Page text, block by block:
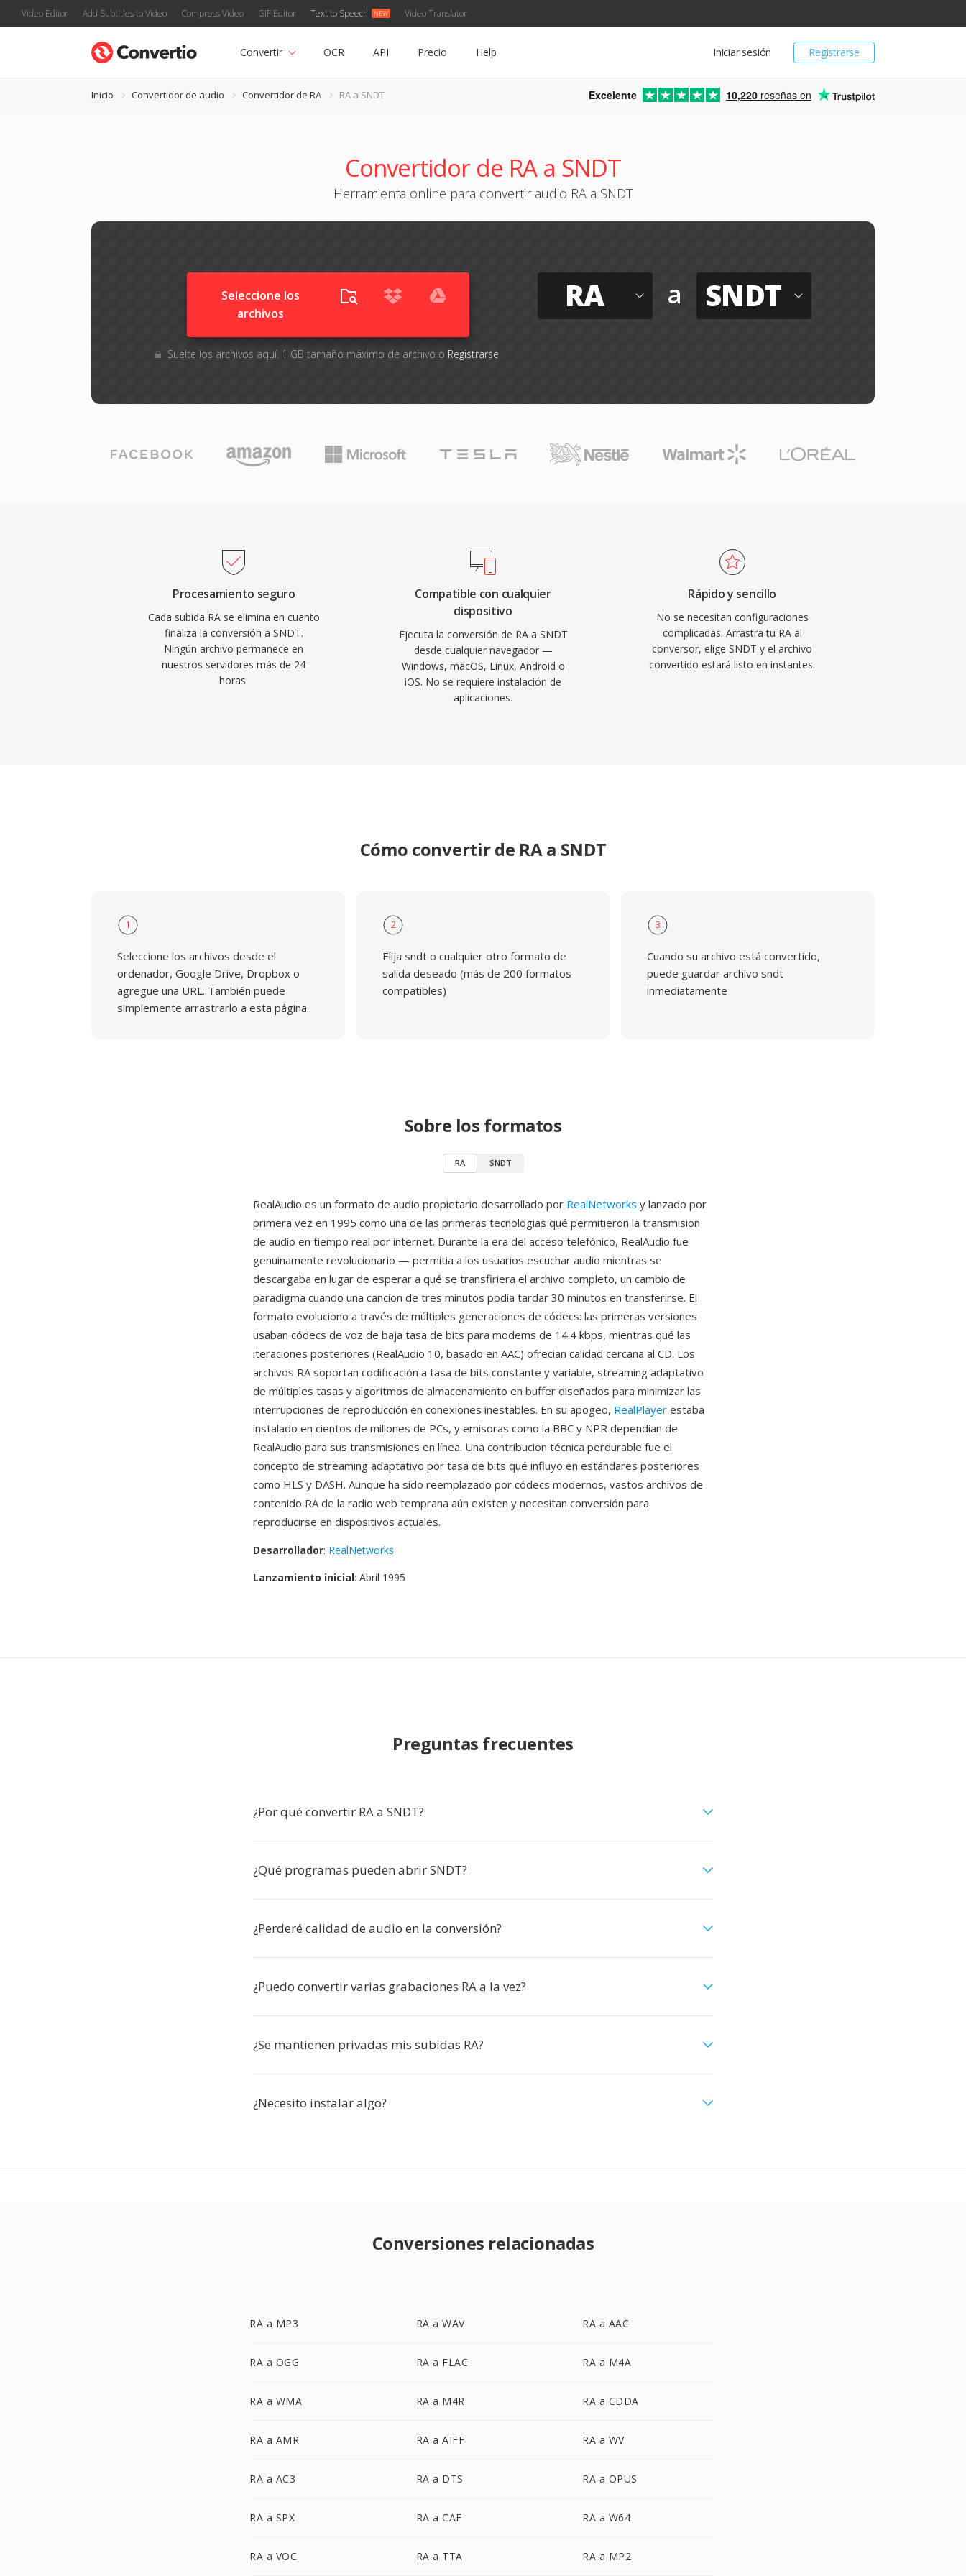
Video Editor Add Subtitles to Video Compress Video GIF Editor Text to Speech Video Translator
Registrarse
Iniciar sesión
Convertir OCR API Precio Help
Inicio Convertidor de audio Convertidor de RA RA a SNDT Excelente 10,220 reseñas en
Convertidor de RA a SNDT
Herramienta online para convertir audio RA a SNDT
Seleccione los
archivos
Suelte los archivos aquí. 1 GB tamaño máximo de archivo o Registrarse
RA a SNDT
Procesamiento seguro
Cada subida RA se elimina en cuanto
finaliza la conversión a SNDT.
Ningún archivo permanece en
nuestros servidores más de 24
horas.
Compatible con cualquier
dispositivo
Ejecuta la conversión de RA a SNDT
desde cualquier navegador —
Windows, macOS, Linux, Android o
iOS. No se requiere instalación de
aplicaciones.
Rápido y sencillo
No se necesitan configuraciones
complicadas. Arrastra tu RA al
conversor, elige SNDT y el archivo
convertido estará listo en instantes.
Cómo convertir de RA a SNDT
1
Seleccione los archivos desde el
ordenador, Google Drive, Dropbox o
agregue una URL. También puede
simplemente arrastrarlo a esta página..
2
Elija sndt o cualquier otro formato de
salida deseado (más de 200 formatos
compatibles)
3
Cuando su archivo está convertido,
puede guardar archivo sndt
inmediatamente
Sobre los formatos
RA SNDT
RealAudio es un formato de audio propietario desarrollado por RealNetworks y lanzado por
primera vez en 1995 como una de las primeras tecnologias qué permitieron la transmision
de audio en tiempo real por internet. Durante la era del acceso telefónico, RealAudio fue
genuinamente revolucionario — permitia a los usuarios escuchar audio mientras se
descargaba en lugar de esperar a qué se transfiriera el archivo completo, un cambio de
paradigma cuando una cancion de tres minutos podia tardar 30 minutos en transferirse. El
formato evoluciono a través de múltiples generaciones de códecs: las primeras versiones
usaban códecs de voz de baja tasa de bits para modems de 14.4 kbps, mientras qué las
iteraciones posteriores (RealAudio 10, basado en AAC) ofrecian calidad cercana al CD. Los
archivos RA soportan codificación a tasa de bits constante y variable, streaming adaptativo
de múltiples tasas y algoritmos de almacenamiento en buffer diseñados para minimizar las
interrupciones de reproducción en conexiones inestables. En su apogeo, RealPlayer estaba
instalado en cientos de millones de PCs, y emisoras como la BBC y NPR dependian de
RealAudio para sus transmisiones en línea. Una contribucion técnica perdurable fue el
concepto de streaming adaptativo por tasa de bits qué influyo en estándares posteriores
como HLS y DASH. Aunque ha sido reemplazado por códecs modernos, vastos archivos de
contenido RA de la radio web temprana aún existen y necesitan conversión para
reproducirse en dispositivos actuales.
Desarrollador: RealNetworks
Lanzamiento inicial: Abril 1995
Preguntas frecuentes
¿Por qué convertir RA a SNDT?
¿Qué programas pueden abrir SNDT?
¿Perderé calidad de audio en la conversión?
¿Puedo convertir varias grabaciones RA a la vez?
¿Se mantienen privadas mis subidas RA?
¿Necesito instalar algo?
Conversiones relacionadas
RA a MP3 RA a WAV RA a AAC
RA a OGG RA a FLAC RA a M4A
RA a WMA RA a M4R RA a CDDA
RA a AMR RA a AIFF RA a WV
RA a AC3 RA a DTS RA a OPUS
RA a SPX RA a CAF RA a W64
RA a VOC RA a TTA RA a MP2